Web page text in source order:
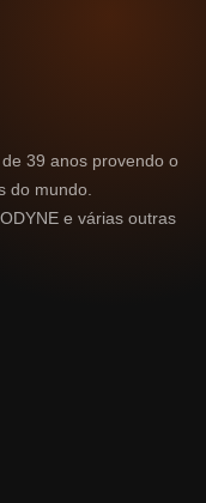
39 anos provendo o
do mundo.
e várias outras